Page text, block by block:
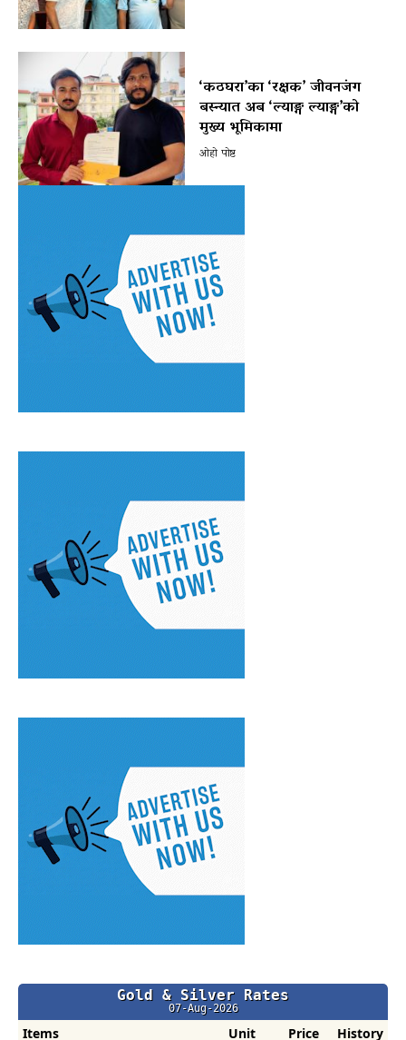
‘कठघरा’का ‘रक्षक’ जीवनजंग
बस्न्यात अब ‘ल्याङ्ग ल्याङ्ग’को
मुख्य भूमिकामा
ओहो पोष्ट